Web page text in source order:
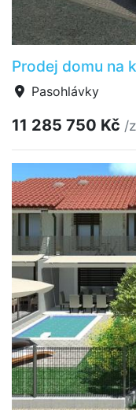
Prodej domu na
Pasohlávky
11 285 750 Kč /